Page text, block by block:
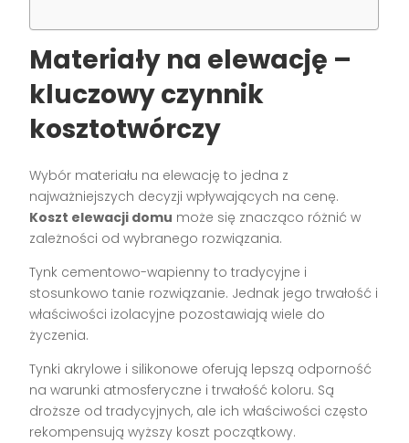
Materiały na elewację –
kluczowy czynnik
kosztotwórczy
Wybór materiału na elewację to jedna z
najważniejszych decyzji wpływających na cenę.
Koszt elewacji domu może się znacząco różnić w
zależności od wybranego rozwiązania.
Tynk cementowo-wapienny to tradycyjne i
stosunkowo tanie rozwiązanie. Jednak jego trwałość i
właściwości izolacyjne pozostawiają wiele do
życzenia.
Tynki akrylowe i silikonowe oferują lepszą odporność
na warunki atmosferyczne i trwałość koloru. Są
droższe od tradycyjnych, ale ich właściwości często
rekompensują wyższy koszt początkowy.